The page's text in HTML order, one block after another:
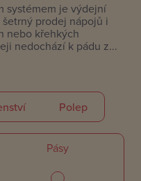
systémem je výdejní
prodej nápojů i
nebo křehkých
nedochází k pádu z...
Polep
Pásy